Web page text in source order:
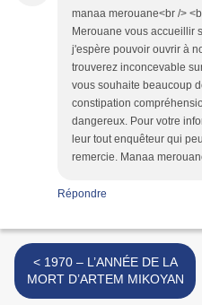
manaa merouane<br />
Merouane vous accueillir
j'espère pouvoir ouvrir à
trouverez inconcevable
vous souhaite beaucoup
constipation
dangereux. Pour votre
leur tout enquêteur qui
remercie. Manaa
Répondre
< 1970 – L’ANNÉE DE LA
MORT D’ARTEM MIKOYAN